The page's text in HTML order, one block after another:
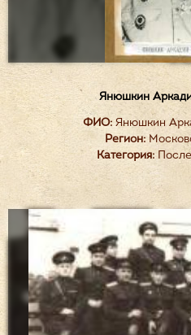
Янюшкин
ФИО:Янюшкин
Регион:
Категория: